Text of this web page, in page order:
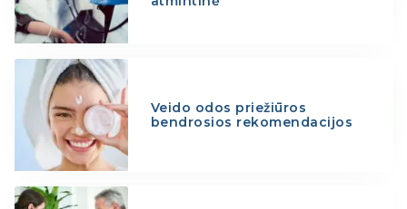
Veido odos priežiūros
bendrosios rekomendacijos